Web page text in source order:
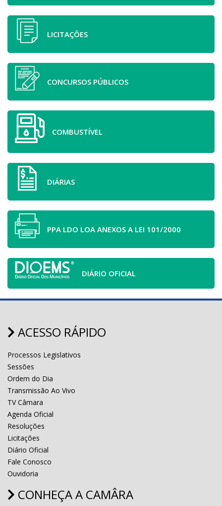
LICITAÇÕES
CONCURSOS PÚBLICOS
COMBUSTÍVEL
DIÁRIAS
PPA LDO LOA ANEXOS A LEI 101/2000
DIÁRIO OFICIAL
ACESSO RÁPIDO
Processos Legislativos
Sessões
Ordem do Dia
Transmissão Ao Vivo
TV Câmara
Agenda Oficial
Resoluções
Licitações
Diário Oficial
Fale Conosco
Ouvidoria
CONHEÇA A CAMÂRA